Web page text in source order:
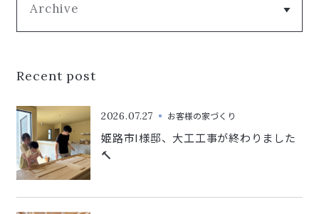
Recent post
2026.07.27 お客様の家づくり
姫路市I様邸、大工工事が終わりました
🔨
Archive